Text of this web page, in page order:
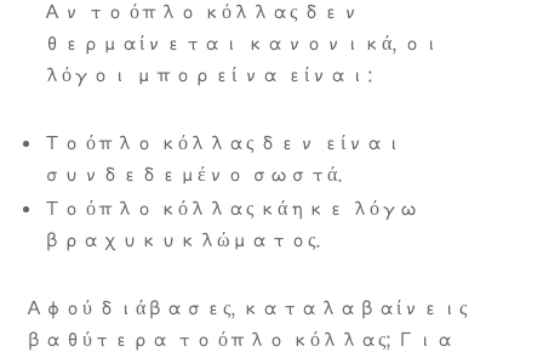
Αν το όπλο κόλλας δεν
θερμαίνεται κανονικά, οι
λόγοι μπορεί να είναι:
Το όπλο κόλλας δεν είναι
συνδεδεμένο σωστά.
Το όπλο κόλλας κάηκε λόγω
βραχυκυκλώματος.
Αφού διάβασες, καταλαβαίνεις
βαθύτερα το όπλο κόλλας; Για